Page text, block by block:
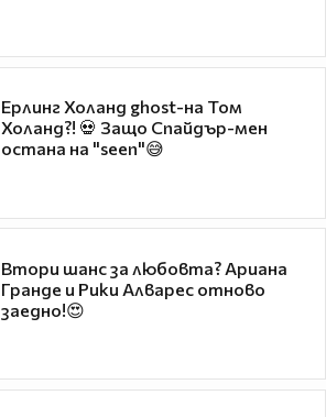
Ерлинг Холанд ghost-на Том
Холанд?! 💀 Защо Спайдър-мен
остана на "seen"😅
Втори шанс за любовта? Ариана
Гранде и Рики Алварес отново
заедно!😍